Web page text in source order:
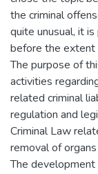
the criminal
quite unusual, it
before the extent
The purpose of
activities
related criminal
regulation and
Criminal Law
removal of
The